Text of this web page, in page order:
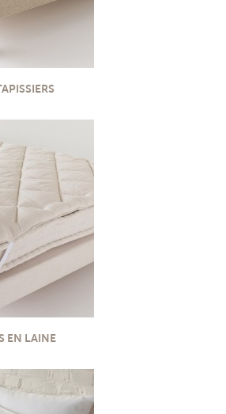
EN LAINE